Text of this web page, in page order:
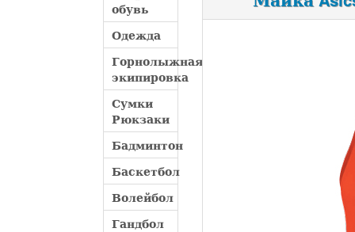
обувь
Одежда
Горнолыжная
экипировка
Сумки
Рюкзаки
Бадминтон
Баскетбол
Волейбол
Гандбол